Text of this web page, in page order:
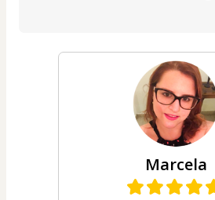
Marcela